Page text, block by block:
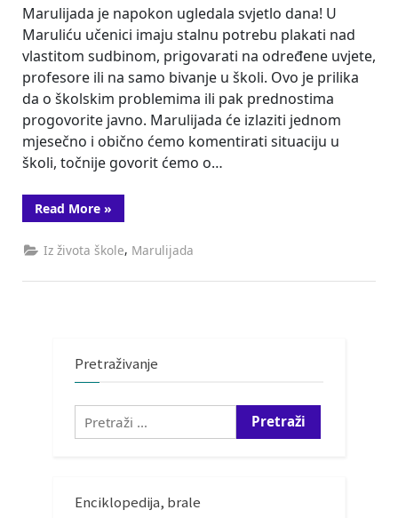
Marulijada je napokon ugledala svjetlo dana! U
Maruliću učenici imaju stalnu potrebu plakati nad
vlastitom sudbinom, prigovarati na određene uvjete,
profesore ili na samo bivanje u školi. Ovo je prilika
da o školskim problemima ili pak prednostima
progovorite javno. Marulijada će izlaziti jednom
mjesečno i obično ćemo komentirati situaciju u
školi, točnije govorit ćemo o…
Read More“Marulijada
1”
»
Iz života škole, Marulijada
Pretraživanje
Pretraži:
Enciklopedija, brale